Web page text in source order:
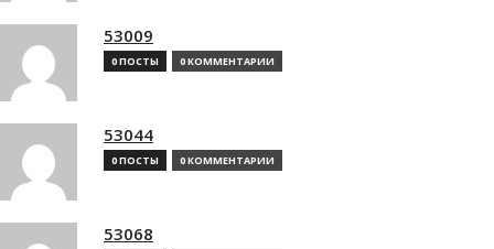
53009
0 ПОСТЫ 0 КОММЕНТАРИИ
53044
0 ПОСТЫ 0 КОММЕНТАРИИ
53068